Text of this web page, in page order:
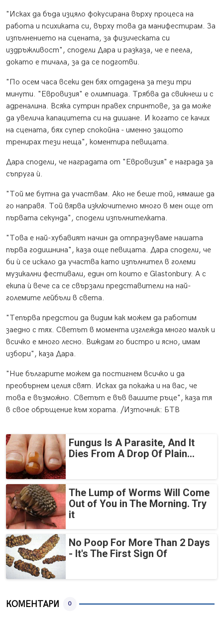
"Исках да бъда изцяло фокусирана върху процеса на
работа и психиката си, върху това да манифестирам. За
изпълнението на сцената, за физическата си
издръжливост", сподели Дара и разказа, че е пеела,
докато е тичала, за да се подготви.
"По осем часа всеки ден бях отдадена за тези три
минути. "Евровизия" е олимпиада. Трябва да свикнеш и с
адреналина. Всяка сутрин правех спринтове, за да може
да увелича капацитета си на дишане. И когато се качих
на сцената, бях супер спокойна - именно защото
тренирах тези неща", коментира певицата.
Дара сподели, че наградата от "Евровизия" е награда за
съпруга ѝ.
"Той ме бутна да участвам. Ако не беше той, нямаше да
го направя. Той вярва изключително много в мен още от
първата секунда", сподели изпълнителката.
"Това е най-хубавият начин да отпразнуваме нашата
първа годишнина", каза още певицата. Дара сподели, че
би ѝ се искало да участва като изпълнител в големи
музикални фестивали, един от които е Glastonbury. А с
екипа ѝ вече са се свързали представители на най-
големите лейбъли в света.
"Тепърва предстои да видим как можем да работим
заедно с тях. Светът в момента изглежда много малък и
всичко е много лесно. Виждам го бистро и ясно, имам
избори", каза Дара.
"Ние българите можем да постигнем всичко и да
преобърнем целия свят. Исках да покажа и на вас, че
това е възможно. Светът е във вашите ръце", каза тя
в свое обръщение към хората. /Източник: БТВ
Fungus Is A Parasite, And It
Dies From A Drop Of Plain...
The Lump of Worms Will Come
Out of You in The Morning. Try
it
No Poop For More Than 2 Days
- It's The First Sign Of
КОМЕНТАРИ 0